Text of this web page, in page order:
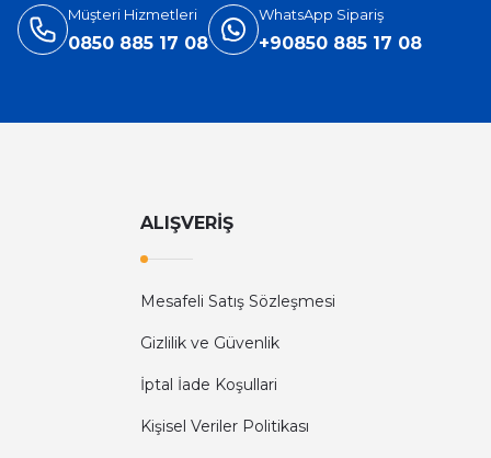
Diğer yorumları göster
Müşteri Hizmetleri
0850 885 17 08
WhatsApp Sipariş
+90850 885 17 08
ALIŞVERİŞ
Mesafeli Satış Sözleşmesi
Gizlilik ve Güvenlik
İptal İade Koşullari
Kişisel Veriler Politikası